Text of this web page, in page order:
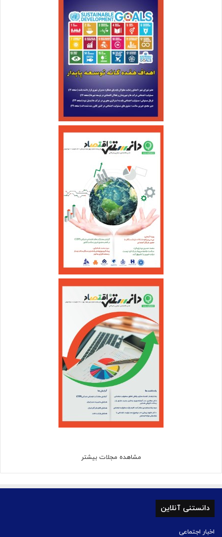
مشاهده مجلات بیشتر
دانستنی آنلاین
اخبار اجتماعی